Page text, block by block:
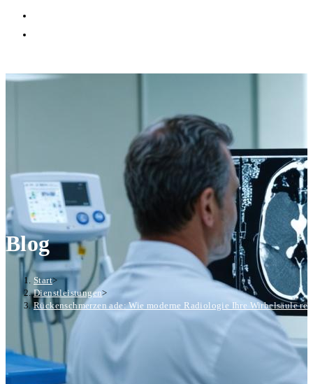
Blog
Start>
Dienstleistungen>
Rückenschmerzen ade: Wie moderne Radiologie Ihre Wirbelsäule